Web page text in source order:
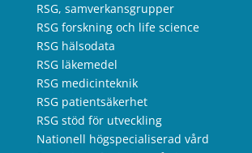
RSG, samverkansgrupper
RSG forskning och life science
RSG hälsodata
RSG läkemedel
RSG medicinteknik
RSG patientsäkerhet
RSG stöd för utveckling
Nationell högspecialiserad vård